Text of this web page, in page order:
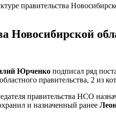
правительства
Новосибирской
Юрченко подписал ряд
правительства, 2 из
правительства НСО
и назначенный ранее